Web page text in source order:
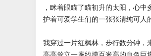
，眯着眼瞄了瞄初升的太阳，心
护着可爱学生们的一张张清纯可人
我穿过一片红枫林，步行数分钟，
高高耸立一座约摸百米高的白色